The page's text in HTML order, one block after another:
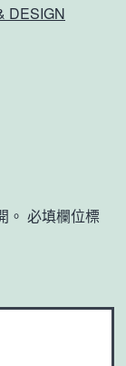
DESIGN
。 必填欄位標